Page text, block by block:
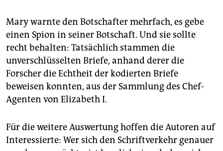
Mary warnte den Botschafter mehrfach, es gebe
einen Spion in seiner Botschaft. Und sie sollte
recht behalten: Tatsächlich stammen die
unverschlüsselten Briefe, anhand derer die
Forscher die Echtheit der kodierten Briefe
beweisen konnten, aus der Sammlung des Chef-
Agenten von Elizabeth I.
Für die weitere Auswertung hoffen die Autoren auf
Interessierte: Wer sich den Schriftverkehr genauer